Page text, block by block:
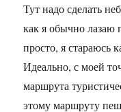
Тут надо сделать
как я обычно лазаю
просто, я стараюсь
Идеально, с моей
маршрута
этому маршруту